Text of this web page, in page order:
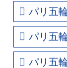
パリ五
パリ五
パリ五